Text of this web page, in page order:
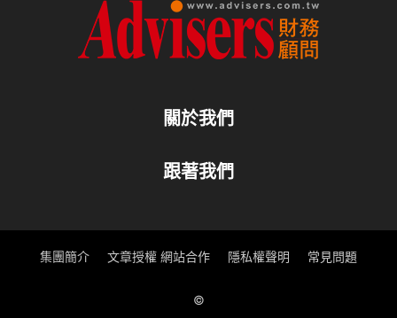
關於我們
跟著我們
集團簡介 文章授權 網站合作 隱私權聲明 常見問題
©